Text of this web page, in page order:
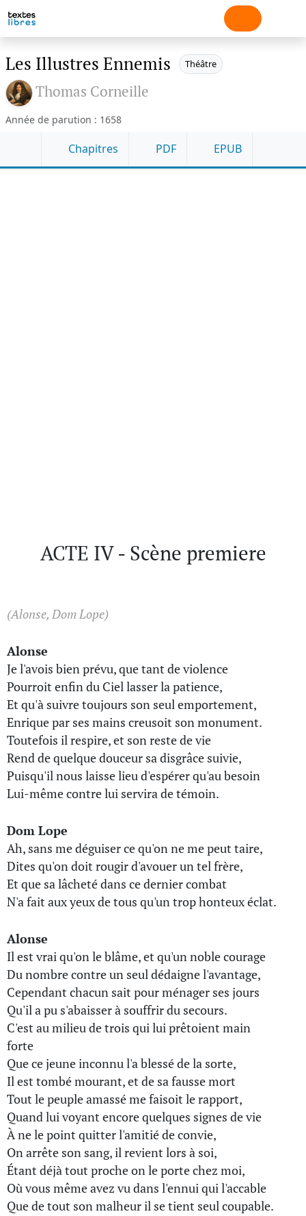
Les Illustres Ennemis Théâtre
Thomas Corneille
Année de parution : 1658
Chapitres PDF EPUB
ACTE IV - Scène premiere
(Alonse, Dom Lope)
Alonse
Je l'avois bien prévu, que tant de violence
Pourroit enfin du Ciel lasser la patience,
Et qu'à suivre toujours son seul emportement,
Enrique par ses mains creusoit son monument.
Toutefois il respire, et son reste de vie
Rend de quelque douceur sa disgrâce suivie,
Puisqu'il nous laisse lieu d'espérer qu'au besoin
Lui-même contre lui servira de témoin.
Dom Lope
Ah, sans me déguiser ce qu'on ne me peut taire,
Dites qu'on doit rougir d'avouer un tel frère,
Et que sa lâcheté dans ce dernier combat
N'a fait aux yeux de tous qu'un trop honteux éclat.
Alonse
Il est vrai qu'on le blâme, et qu'un noble courage
Du nombre contre un seul dédaigne l'avantage,
Cependant chacun sait pour ménager ses jours
Qu'il a pu s'abaisser à souffrir du secours.
C'est au milieu de trois qui lui prêtoient main
forte
Que ce jeune inconnu l'a blessé de la sorte,
Il est tombé mourant, et de sa fausse mort
Tout le peuple amassé me faisoit le rapport,
Quand lui voyant encore quelques signes de vie
À ne le point quitter l'amitié de convie,
On arrête son sang, il revient lors à soi,
Étant déjà tout proche on le porte chez moi,
Où vous même avez vu dans l'ennui qui l'accable
Que de tout son malheur il se tient seul coupable.